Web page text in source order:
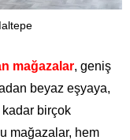
mağazalar, geniş
beyaz eşyaya,
birçok
mağazalar, hem